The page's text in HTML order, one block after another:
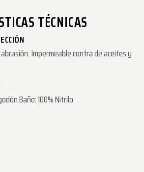
TÉCNICAS
Impermeable contra de aceites y
Baño: 100% Nitrilo